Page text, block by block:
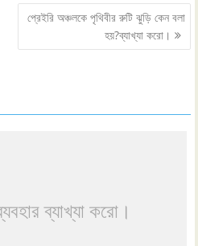
প্রেইরি অঞ্চলকে পৃথিবীর রুটি ঝুড়ি কেন বলা
হয়?ব্যাখ্যা করো।
ব্যাখ্যা করো।